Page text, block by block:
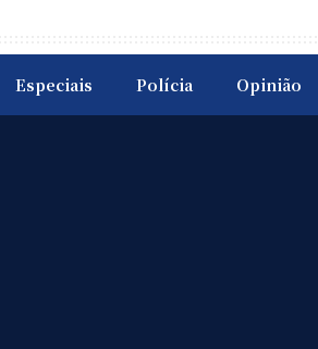
Especiais Polícia Opinião